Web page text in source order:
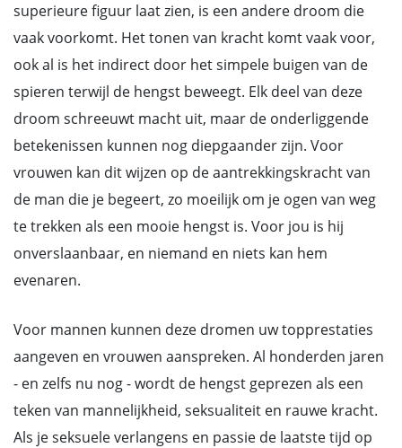
superieure figuur laat zien, is een andere droom die
vaak voorkomt. Het tonen van kracht komt vaak voor,
ook al is het indirect door het simpele buigen van de
spieren terwijl de hengst beweegt. Elk deel van deze
droom schreeuwt macht uit, maar de onderliggende
betekenissen kunnen nog diepgaander zijn. Voor
vrouwen kan dit wijzen op de aantrekkingskracht van
de man die je begeert, zo moeilijk om je ogen van weg
te trekken als een mooie hengst is. Voor jou is hij
onverslaanbaar, en niemand en niets kan hem
evenaren.
Voor mannen kunnen deze dromen uw topprestaties
aangeven en vrouwen aanspreken. Al honderden jaren
- en zelfs nu nog - wordt de hengst geprezen als een
teken van mannelijkheid, seksualiteit en rauwe kracht.
Als je seksuele verlangens en passie de laatste tijd op